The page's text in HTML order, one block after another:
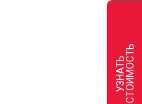
У
З
Н
А
Т
Ь
С
Т
О
И
М
О
С
ТЬ